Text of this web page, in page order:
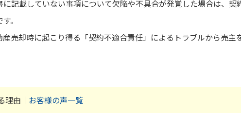
に記載していない事項について欠陥や不具合が発覚した場合は、契
。
売却時に起こり得る「契約不適合責任」によるトラブルから売主
理由｜ お客様の声一覧